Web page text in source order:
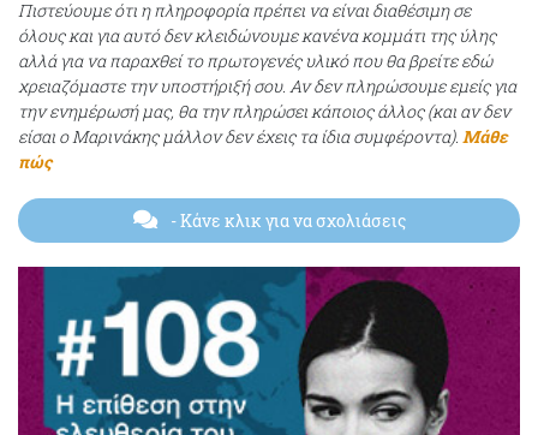
Πιστεύουμε ότι η πληροφορία πρέπει να είναι διαθέσιμη σε
όλους και για αυτό δεν κλειδώνουμε κανένα κομμάτι της ύλης
αλλά για να παραχθεί το πρωτογενές υλικό που θα βρείτε εδώ
χρειαζόμαστε την υποστήριξή σου. Αν δεν πληρώσουμε εμείς για
την ενημέρωσή μας, θα την πληρώσει κάποιος άλλος (και αν δεν
είσαι ο Μαρινάκης μάλλον δεν έχεις τα ίδια συμφέροντα). Μάθε
πώς
- Κάνε κλικ για να σχολιάσεις